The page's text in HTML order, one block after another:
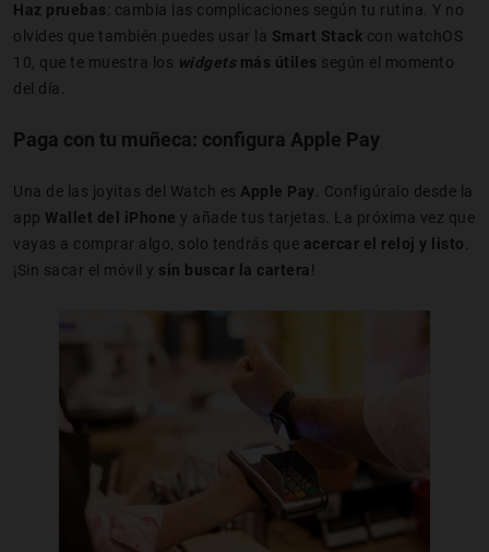
Haz pruebas: cambia las complicaciones según tu rutina. Y no
olvides que también puedes usar la Smart Stack con watchOS
10, que te muestra los widgetsmás útiles según el momento
del día.
Paga con tu muñeca: configura Apple Pay
Una de las joyitas del Watch es Apple Pay. Configúralo desde la
app Wallet del iPhone y añade tus tarjetas. La próxima vez que
vayas a comprar algo, solo tendrás que acercar el reloj y listo.
¡Sin sacar el móvil y sin buscar la cartera!